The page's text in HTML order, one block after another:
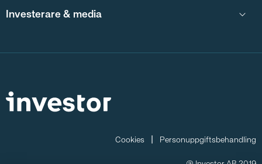
Investerare & media
Cookies Personuppgiftsbehandling